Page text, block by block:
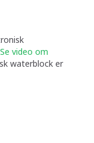
Se video om
waterblock er